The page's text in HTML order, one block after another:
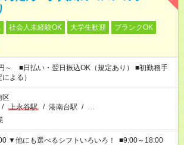
社会人未経験OK 大学生歓迎
ブランクOK
～ ■日払い・翌日振込OK（規定あり） ■初勤務手
よる）
区
/ 上永谷駅 / 港南台駅 / …
～18:00